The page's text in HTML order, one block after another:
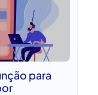
para